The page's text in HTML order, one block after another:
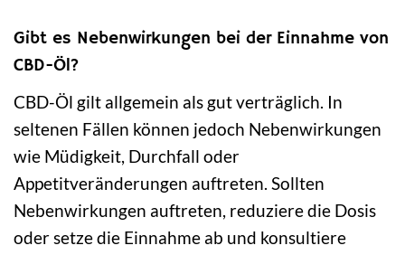
Gibt es Nebenwirkungen bei der Einnahme von
CBD-Öl?
CBD-Öl gilt allgemein als gut verträglich. In
seltenen Fällen können jedoch Nebenwirkungen
wie Müdigkeit, Durchfall oder
Appetitveränderungen auftreten. Sollten
Nebenwirkungen auftreten, reduziere die Dosis
oder setze die Einnahme ab und konsultiere